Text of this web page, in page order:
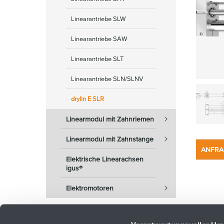
Linearantriebe SLW
Linearantriebe SAW
Linearantriebe SLT
Linearantriebe SLN/SLNV
drylin E SLR
Linearmodul mit Zahnriemen
Linearmodul mit Zahnstange
Elektrische Linearachsen
igus®
Elektromotoren